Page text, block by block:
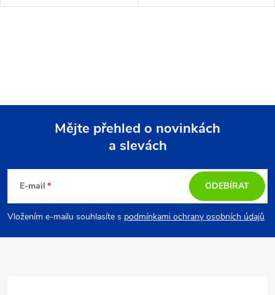
bílá.
a
í
p
p
Mějte přehled o novinkách
a slevách
E-mail
Vložením e-mailu souhlasíte s podmínkami ochrany osobních údajů
ODEBÍRAT